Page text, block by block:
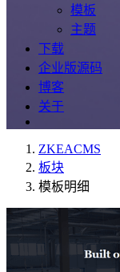
模板
主题
下载
企业版源码
博客
关于
ZKEACMS
板块
模板明细